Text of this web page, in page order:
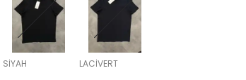
SİYAH LACİVERT